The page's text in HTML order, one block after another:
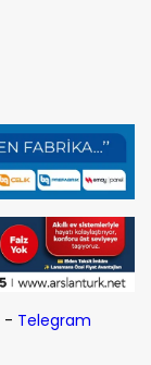
- Telegram